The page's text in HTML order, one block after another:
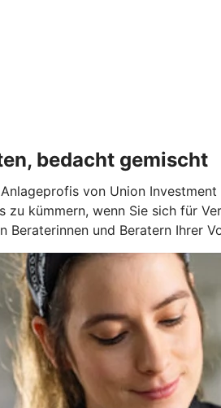
bedacht gemischt
von Union
kümmern, wenn Sie sich für
Beraterinnen und Beratern Ihrer